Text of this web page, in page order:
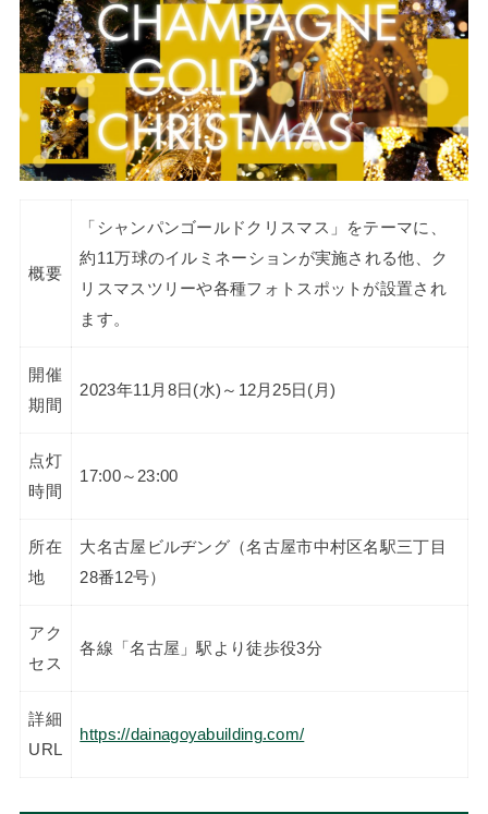
概要
「シャンパンゴールドクリスマス」をテーマに、
約11万球のイルミネーションが実施される他、ク
リスマスツリーや各種フォトスポットが設置され
ます。
開催
期間
2023年11月8日(水)～12月25日(月)
点灯
時間
17:00～23:00
所在
地
大名古屋ビルヂング（名古屋市中村区名駅三丁目
28番12号）
アク
セス
各線「名古屋」駅より徒歩役3分
詳細
URL
https://dainagoyabuilding.com/